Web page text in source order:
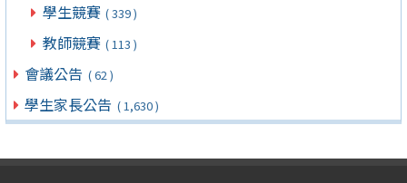
學生競賽 ( 339 )
教師競賽 ( 113 )
會議公告 ( 62 )
學生家長公告 ( 1,630 )